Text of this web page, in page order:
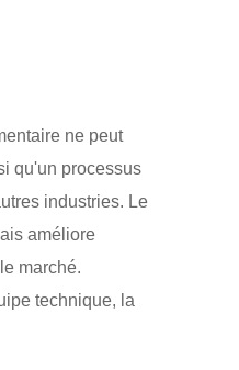
ne peut
qu'un processus
industries. Le
améliore
marché.
technique, la